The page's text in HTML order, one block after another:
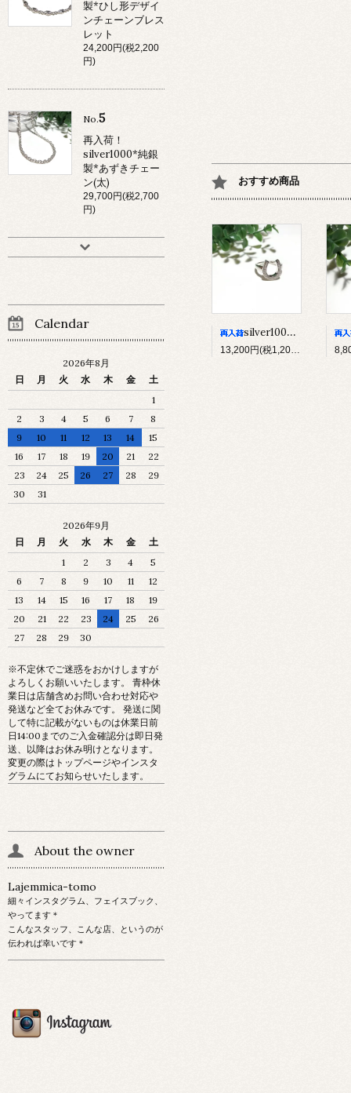
おすすめ商品
silver1000*純銀製*馬蹄リング(L)
13,200円(税1,200円)
製*ひし形デザイ
ンチェーンブレス
レット
24,200円(税2,200
円)
No.5
再入荷！
silver1000*純銀
製*あずきチェー
ン(太)
29,700円(税2,700
円)
Calendar
2026年8月
日
月 火 水 木 金
土
1
2
3 4 5 6 7
8
9
10 11 12 13 14
15
16
17 18 19 20 21
22
23
24 25 26 27 28
29
30
31
2026年9月
日
月 火 水 木 金
土
1
2 3 4
5
6
7 8 9 10 11
12
13
14 15 16 17 18
19
20
21 22 23 24 25
26
27
28 29 30
※不定休でご迷惑をおかけしますが
よろしくお願いいたします。 青枠休
業日は店舗含めお問い合わせ対応や
発送など全てお休みです。 発送に関
して特に記載がないものは休業日前
日14:00までのご入金確認分は即日発
送、以降はお休み明けとなります。
変更の際はトップページやインスタ
グラムにてお知らせいたします。
About the owner
Lajemmica-tomo
細々インスタグラム、フェイスブック、
やってます＊
こんなスタッフ、こんな店、というのが
伝われば幸いです＊